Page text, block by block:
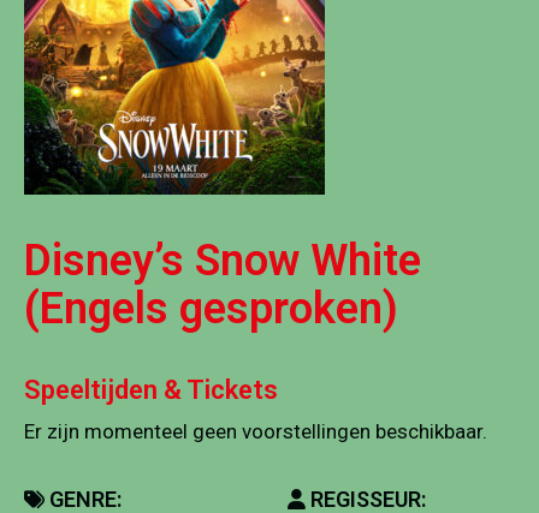
Disney’s Snow White
(Engels gesproken)
Speeltijden & Tickets
Er zijn momenteel geen voorstellingen beschikbaar.
GENRE: REGISSEUR: